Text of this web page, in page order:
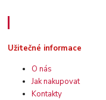
Užitečné informace
O nás
Jak nakupovat
Kontakty